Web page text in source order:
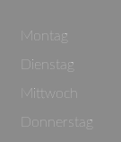
Montag
Dienstag
Mittwoch
Donnerstag